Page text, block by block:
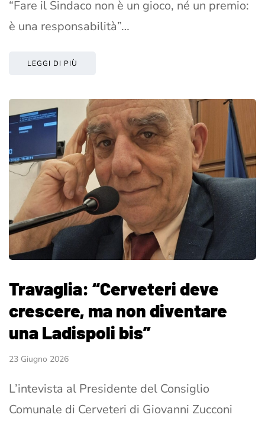
“Fare il Sindaco non è un gioco, né un premio:
è una responsabilità”…
LEGGI DI PIÙ
Travaglia: “Cerveteri deve
crescere, ma non diventare
una Ladispoli bis”
23 Giugno 2026
L’intevista al Presidente del Consiglio
Comunale di Cerveteri di Giovanni Zucconi